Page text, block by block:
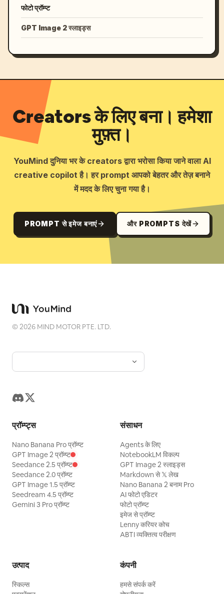
फोटो प्रॉम्प्ट
GPT Image 2 स्लाइड्स
Creators के लिए बना। हमेशा
मुफ़्त।
YouMind दुनिया भर के creators द्वारा भरोसा किया जाने वाला AI
creative copilot है। हर prompt आपको बेहतर और तेज़ बनाने
में मदद के लिए चुना गया है।
PROMPT से इमेज बनाएं और PROMPTS देखें
©2026 MIND MOTOR PTE. LTD.
प्रॉम्प्ट्स
Nano Banana Pro प्रॉम्प्ट
GPT Image 2 प्रॉम्प्ट
Seedance 2.5 प्रॉम्प्ट
Seedance 2.0 प्रॉम्प्ट
GPT Image 1.5 प्रॉम्प्ट
Seedream 4.5 प्रॉम्प्ट
Gemini 3 Pro प्रॉम्प्ट
संसाधन
Agents के लिए
NotebookLM विकल्प
GPT Image 2 स्लाइड्स
Markdown से 𝕏 लेख
Nano Banana 2 बनाम Pro
AI फोटो एडिटर
फोटो प्रॉम्प्ट
इमेज से प्रॉम्प्ट
Lenny करियर कोच
ABTI व्यक्तित्व परीक्षण
उत्पाद
स्किल्स
कंपनी
हमसे संपर्क करें